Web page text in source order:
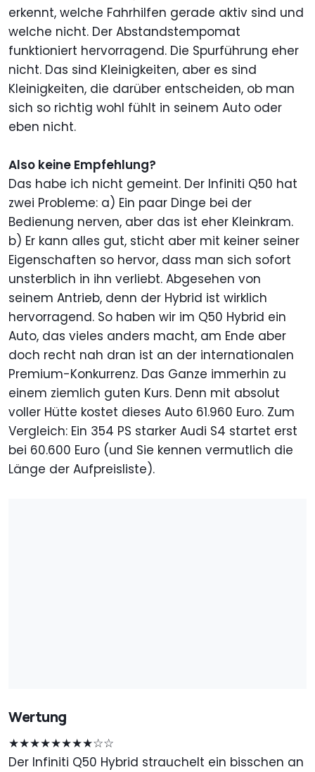
erkennt, welche Fahrhilfen gerade aktiv sind und
welche nicht. Der Abstandstempomat
funktioniert hervorragend. Die Spurführung eher
nicht. Das sind Kleinigkeiten, aber es sind
Kleinigkeiten, die darüber entscheiden, ob man
sich so richtig wohl fühlt in seinem Auto oder
eben nicht.
Also keine Empfehlung?
Das habe ich nicht gemeint. Der Infiniti Q50 hat
zwei Probleme: a) Ein paar Dinge bei der
Bedienung nerven, aber das ist eher Kleinkram.
b) Er kann alles gut, sticht aber mit keiner seiner
Eigenschaften so hervor, dass man sich sofort
unsterblich in ihn verliebt. Abgesehen von
seinem Antrieb, denn der Hybrid ist wirklich
hervorragend. So haben wir im Q50 Hybrid ein
Auto, das vieles anders macht, am Ende aber
doch recht nah dran ist an der internationalen
Premium-Konkurrenz. Das Ganze immerhin zu
einem ziemlich guten Kurs. Denn mit absolut
voller Hütte kostet dieses Auto 61.960 Euro. Zum
Vergleich: Ein 354 PS starker Audi S4 startet erst
bei 60.600 Euro (und Sie kennen vermutlich die
Länge der Aufpreisliste).
Wertung
★★★★★★★★☆☆
Der Infiniti Q50 Hybrid strauchelt ein bisschen an